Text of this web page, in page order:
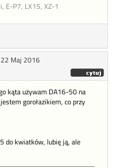
E-P7, LX15, XZ-1
22 Maj 2016
kąta używam DA16-50 na
gorołazikiem, co przy
do kwiatków, lubię ją, ale